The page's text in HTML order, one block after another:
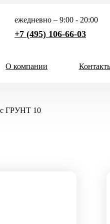
ежедневно – 9:00 - 20:00
+7 (495) 106-66-03
Скидка на
Итал Био до
О компании
ГРУНТ 10